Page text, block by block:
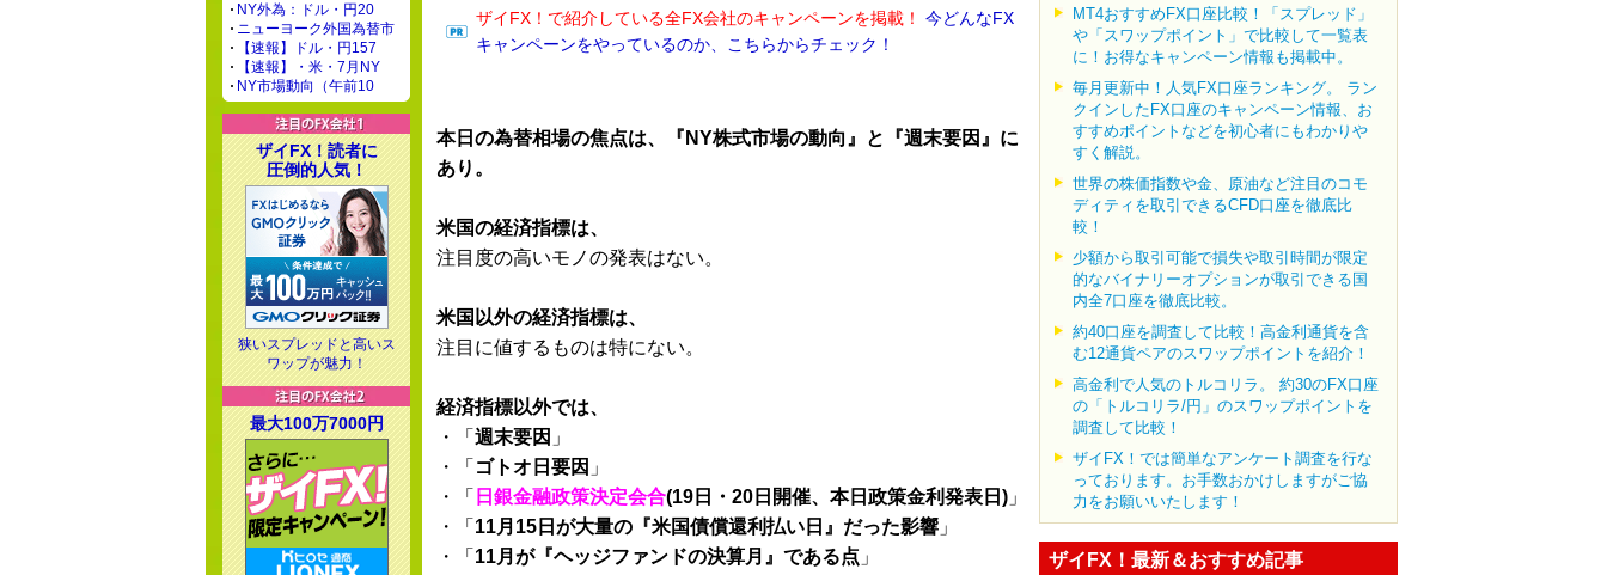
ザイFX！で紹介している全FX会社のキャンペーンを掲載！
今どんなFX
キャンペーンをやっているのか、こちらからチェック！
本日の為替相場の焦点は、『NY株式市場の動向』と『週末要因』に
あり。
米国の経済指標は、
注目度の高いモノの発表はない。
米国以外の経済指標は、
注目に値するものは特にない。
経済指標以外では、
・「 週末要因 」
・「 ゴトオ日要因 」
・「 日銀金融政策決定会合(19日・20日開催、本日政策金利発表日) 」
・「 11月15日が大量の『米国債償還利払い日』だった影響 」
・「 11月が『ヘッジファンドの決算月』である点 」
MT4おすすめFX口座比較！「スプレッド」
や「スワップポイント」で比較して一覧表
に！お得なキャンペーン情報も掲載中。
毎月更新中！人気FX口座ランキング。 ラン
クインしたFX口座のキャンペーン情報、お
すすめポイントなどを初心者にもわかりや
すく解説。
世界の株価指数や金、原油など注目のコモ
ディティを取引できるCFD口座を徹底比
較！
少額から取引可能で損失や取引時間が限定
的なバイナリーオプションが取引できる国
内全7口座を徹底比較。
約40口座を調査して比較！高金利通貨を含
む12通貨ペアのスワップポイントを紹介！
高金利で人気のトルコリラ。 約30のFX口座
の「トルコリラ/円」のスワップポイントを
調査して比較！
ザイFX！では簡単なアンケート調査を行な
っております。お手数おかけしますがご協
力をお願いいたします！
ザイFX！最新＆おすすめ記事
NY外為：ドル・円20
ニューヨーク外国為替市
【速報】ドル・円157
【速報】・米・7月NY
NY市場動向（午前10
ザイFX！読者に
圧倒的人気！
狭いスプレッドと高いス
ワップが魅力！
最大100万7000円